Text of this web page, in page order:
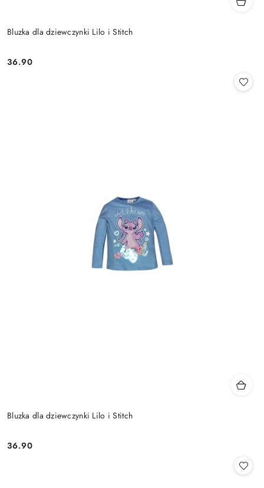
Bluzka dla dziewczynki Lilo i Stitch
Cena:
36.90
Bluzka dla dziewczynki Lilo i Stitch
Cena:
36.90